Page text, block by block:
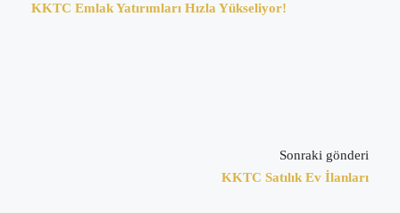
KKTC Emlak Yatırımları Hızla Yükseliyor!
Sonraki gönderi
KKTC Satılık Ev İlanları